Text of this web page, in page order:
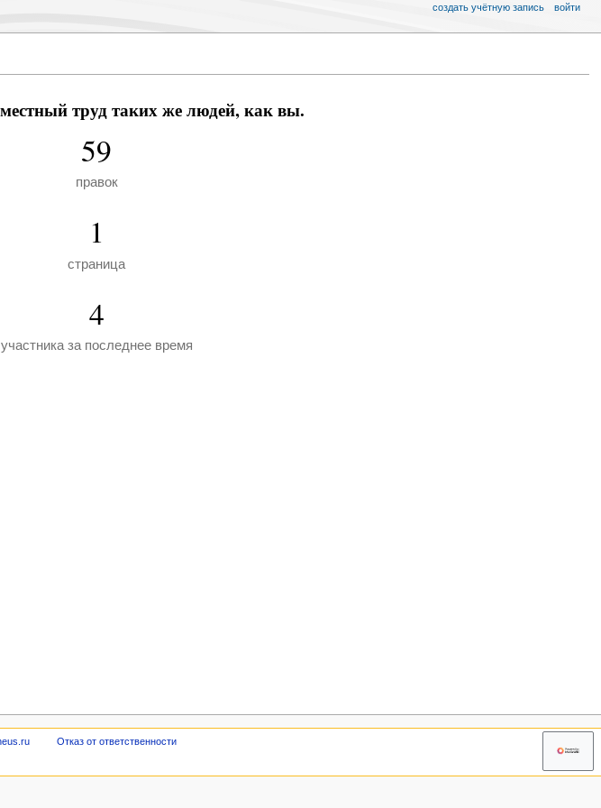
труд таких же людей, как вы.
59
правок
1
страница
4
участника за последнее время
создать учётную запись войти
Отказ от ответственности